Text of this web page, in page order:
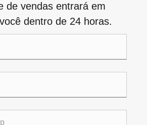
de vendas entrará em
dentro de 24 horas.